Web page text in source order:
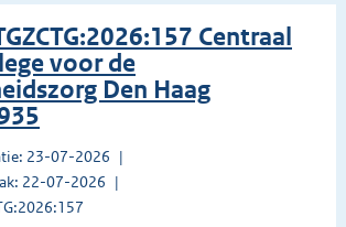
Centraal
voor de
Den Haag
23-07-2026
22-07-2026